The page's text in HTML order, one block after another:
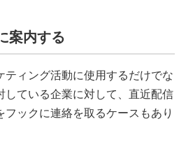
案内する
ティング活動に使用するだけでな
している企業に対して、直近配信
フックに連絡を取るケースもあり